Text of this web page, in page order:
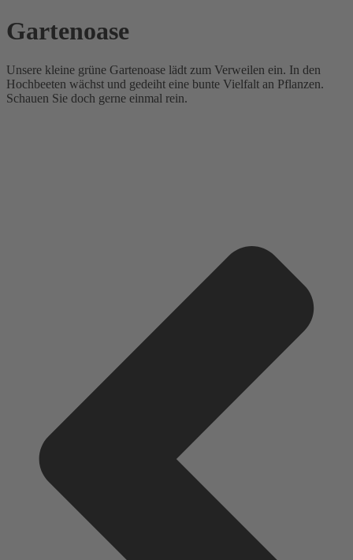
Gartenoase
Unsere kleine grüne Gartenoase lädt zum Verweilen ein. In den
Hochbeeten wächst und gedeiht eine bunte Vielfalt an Pflanzen.
Schauen Sie doch gerne einmal rein.